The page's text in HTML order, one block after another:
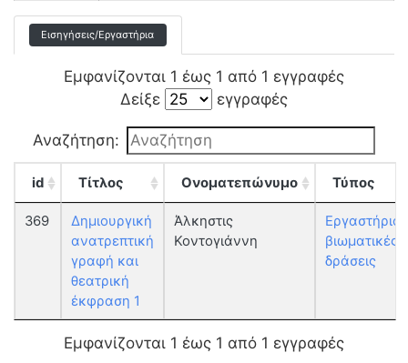
Εισηγήσεις/Εργαστήρια
Εμφανίζονται 1 έως 1 από 1 εγγραφές
Δείξε
εγγραφές
Αναζήτηση:
id Τίτλος Ονοματεπώνυμο Τύπος
369
Δημιουργική
ανατρεπτική
γραφή και
θεατρική
έκφραση 1
Άλκηστις
Κοντογιάννη
Εργαστήριο:
βιωματικές
δράσεις
Εμφανίζονται 1 έως 1 από 1 εγγραφές